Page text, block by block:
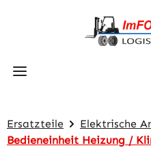
Zum Hauptinhalt springen
Ersatzteile Elektrische
Bedieneinheit Heizung /